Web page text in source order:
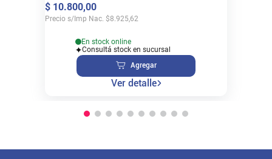
$ 10.800,00
Precio s/Imp Nac. $8.925,62
En stock online
Consultá stock en sucursal
Agregar
Ver detalle